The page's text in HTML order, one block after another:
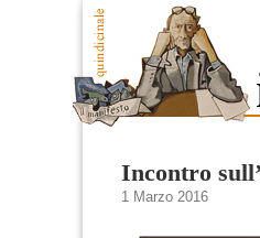
Incontro
1 Marzo 2016